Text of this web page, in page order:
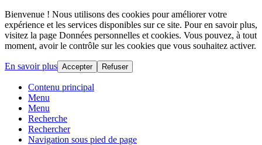
Bienvenue ! Nous utilisons des cookies pour améliorer votre
expérience et les services disponibles sur ce site. Pour en savoir plus,
visitez la page Données personnelles et cookies. Vous pouvez, à tout
moment, avoir le contrôle sur les cookies que vous souhaitez activer.
En savoir plus Accepter Refuser
Contenu principal
Menu
Menu
Recherche
Rechercher
Navigation sous pied de page